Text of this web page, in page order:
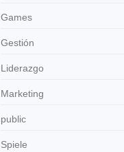
Games
Gestión
Liderazgo
Marketing
public
Spiele